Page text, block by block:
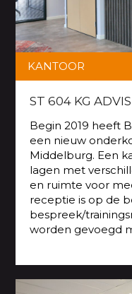
KANTOOR
ST 604 KG
Begin 2019 heeft
een nieuw
Middelburg. Een
lagen met
en ruimte voor
receptie is op de
bespreek/
worden gevoegd